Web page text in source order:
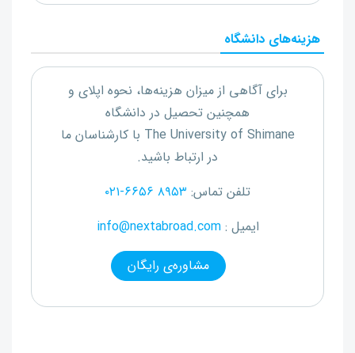
هزینه‌های دانشگاه
برای آگاهی از میزان هزینه‌ها، نحوه اپلای و
همچنین تحصیل در دانشگاه
The University of Shimane با کارشناسان ما
در ارتباط باشید.
تلفن تماس: ۰۲۱-۶۶۵۶ ۸۹۵۳
ایمیل :info@nextabroad.com
مشاوره‌ی رایگان